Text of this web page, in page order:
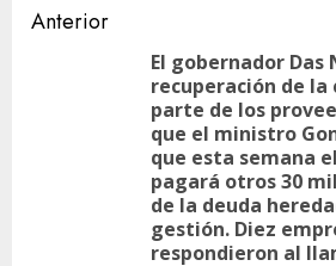
Navegación
entradas
Anterior
El gobernador Das
recuperación de la
parte de los
que el ministro
que esta semana
pagará otros 30
de la deuda
gestión. Diez
respondieron al